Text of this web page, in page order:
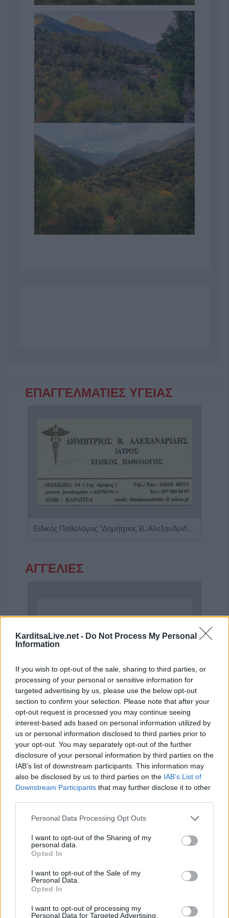
KarditsaLive.net - Do Not Process My Personal
Information
If you wish to opt-out of the sale, sharing to third parties, or
processing of your personal or sensitive information for
targeted advertising by us, please use the below opt-out
section to confirm your selection. Please note that after your
opt-out request is processed you may continue seeing
interest-based ads based on personal information utilized by
us or personal information disclosed to third parties prior to
your opt-out. You may separately opt-out of the further
disclosure of your personal information by third parties on the
IAB’s list of downstream participants. This information may
also be disclosed by us to third parties on the IAB’s List of
Downstream Participants that may further disclose it to other
Personal Data Processing Opt Outs
I want to opt-out of the Sharing of my
personal data.
Opted In
I want to opt-out of the Sale of my
Personal Data.
Opted In
I want to opt-out of processing my
Personal Data for Targeted Advertising.
ΕΠΑΓΓΕΛΜΑΤΙΕΣ ΥΓΕΙΑΣ
Ειδικός Παθολόγος "Δημήτριος Β. Αλεξανδρίδης"
ΑΓΓΕΛΙΕΣ
Η Αποκατάσταση Α.Ε. αναζητά για εργασία Νοσηλευτές και Βοηθούς Νοσηλευτές
ΤΕΛΕΥΤΑΙΑ ΝΕΑ
Με την πλάτη στον τοίχο ο ΠΑΟΚ - Ήττα
εντός (0-1) από την Άντερλεχτ
6 Αυγούστου 2026, 22:57
χώροι στο ν. Καρδίτσας, δυνατότητα